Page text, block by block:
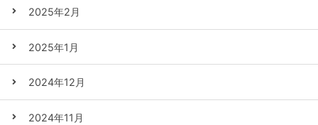
2025年2月
2025年1月
2024年12月
2024年11月